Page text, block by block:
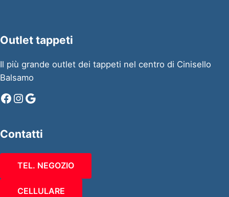
Outlet tappeti
Il più grande outlet dei tappeti nel centro di Cinisello
Balsamo
Facebook
Instagram
Google
Contatti
TEL. NEGOZIO
CELLULARE